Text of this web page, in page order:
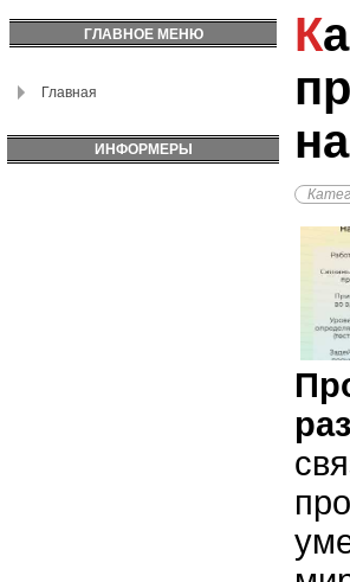
ГЛАВНОЕ МЕНЮ
Главная
ИНФОРМЕРЫ
Как развить